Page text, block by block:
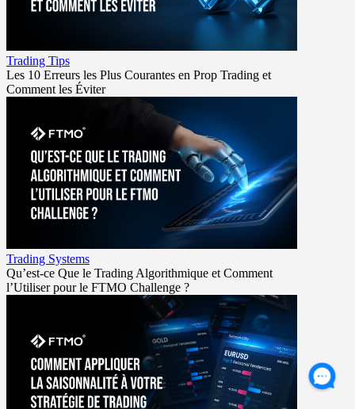
Trading Tips
Les 10 Erreurs les Plus Courantes en Prop Trading et
Comment les Éviter
Trading Systems
Qu’est-ce Que le Trading Algorithmique et Comment
l’Utiliser pour le FTMO Challenge ?